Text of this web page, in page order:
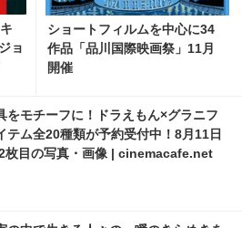
ョ
ショートフィルムを中心に34
作品「品川国際映画祭」11月
開催
をモチーフに！ドラえもん×グラニフ
テム全20種類が予約受付中！8月11日
枚目の写真・画像 | cinemacafe.net